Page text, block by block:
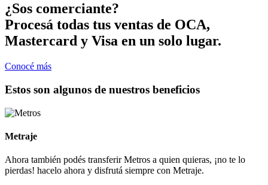
¿Sos comerciante?
Procesá todas tus ventas de OCA,
Mastercard y Visa en un solo lugar.
Conocé más
Estos son algunos de nuestros beneficios
Metraje
Ahora también podés transferir Metros a quien quieras, ¡no te lo
pierdas! hacelo ahora y disfrutá siempre con Metraje.